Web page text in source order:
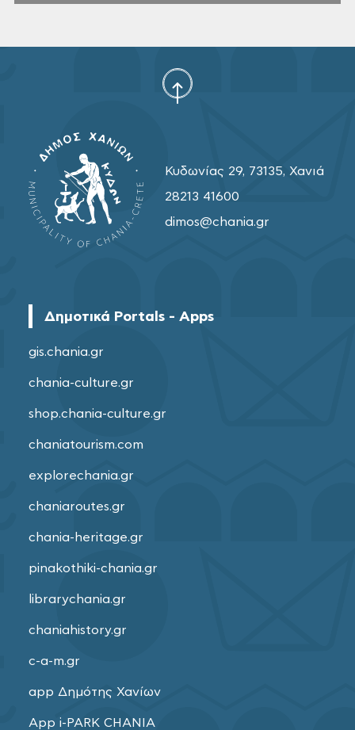
Κυδωνίας 29, 73135, Χανιά
28213 41600
dimos@chania.gr
Δημοτικά Portals - Apps
gis.chania.gr
chania-culture.gr
shop.chania-culture.gr
chaniatourism.com
explorechania.gr
chaniaroutes.gr
chania-heritage.gr
pinakothiki-chania.gr
librarychania.gr
chaniahistory.gr
c-a-m.gr
app Δημότης Χανίων
App i-PARK CHANIA